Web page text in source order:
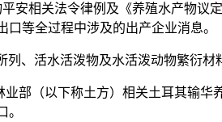
相关法令律例及《养殖水产物议
等全过程中涉及的出产企业消息。
、活水活泼物及水活泼动物繁衍材
部（以下称土方）相关土耳其输华
。